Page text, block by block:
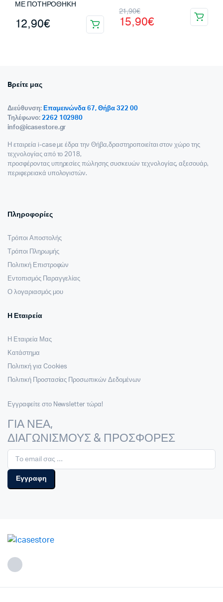
ΜΕ ΠΟΤΗΡΟΘΗΚΗ
12,90€
21,90€
Original
price
15,90€
Η
τρέχουσα
Bρείτε μας
Διεύθυνση: Επαμεινώνδα 67, Θήβα 322 00
Τηλέφωνο: 2262 102980
info@icasestore.gr
Η εταιρεία i-case με έδρα την Θήβα,δραστηροποιείται στον χώρο της
τεχνολογίας από το 2018,
προσφέροντας υπηρεσίες πώλησης συσκευών τεχνολογίας, αξεσουάρ,
περιφερειακά υπολογιστών.
Πληροφορίες
Τρόποι Αποστολής
Τρόποι Πληρωμής
Πολιτική Επιστροφών
Εντοπισμός Παραγγελίας
Ο λογαριασμός μου
Η Εταιρεία
Η Εταιρεία Μας
Κατάστημα
Πολιτική για Cookies
Πολιτική Προστασίας Προσωπικών Δεδομένων
Εγγραφείτε στο Newsletter τώρα!
ΓΙΑ ΝΕΑ,
ΔΙΑΓΩΝΙΣΜΟΥΣ & ΠΡΟΣΦΟΡΕΣ